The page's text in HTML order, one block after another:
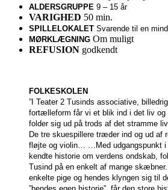
ALDERSGRUPPE 9 – 15 år
VARIGHED 50 min.
SPILLELOKALET Svarende til en
MØRKLÆGNING Om muligt
REFUSION godkendt
FOLKESKOLEN
”I Teater 2 Tusinds associative,
fortælleform får vi et blik ind i det liv og
folder sig ud på trods af det stramme
De tre skuespillere træder ind og ud af
fløjte og violin… …Med udgangspunkt i
kendte historie om verdens ondskab,
Tusind på en enkelt af mange
enkelte pige og hendes klyngen sig til